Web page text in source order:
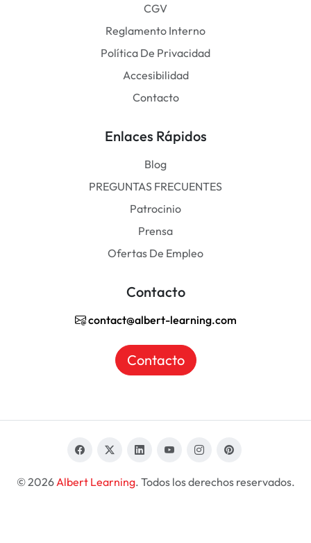
CGV
Reglamento Interno
Política De Privacidad
Accesibilidad
Contacto
Enlaces Rápidos
Blog
PREGUNTAS FRECUENTES
Patrocinio
Prensa
Ofertas De Empleo
Contacto
contact@albert-learning.com
Contacto
© 2026 Albert Learning. Todos los derechos reservados.